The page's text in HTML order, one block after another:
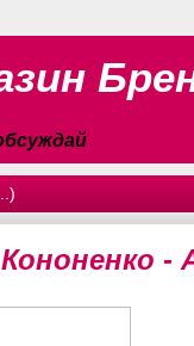
-